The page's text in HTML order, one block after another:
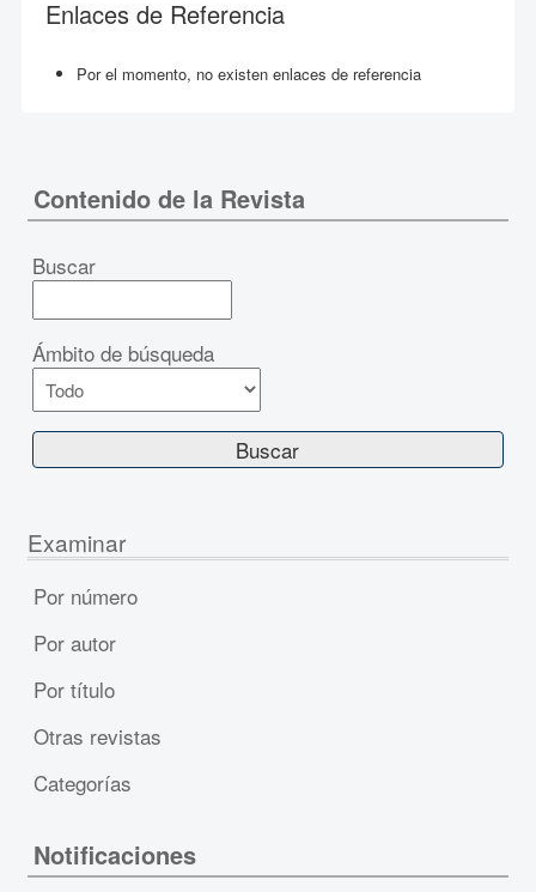
Enlaces de Referencia
Por el momento, no existen enlaces de referencia
Contenido de la Revista
Buscar
Ámbito de búsqueda
Examinar
Por número
Por autor
Por título
Otras revistas
Categorías
Notificaciones